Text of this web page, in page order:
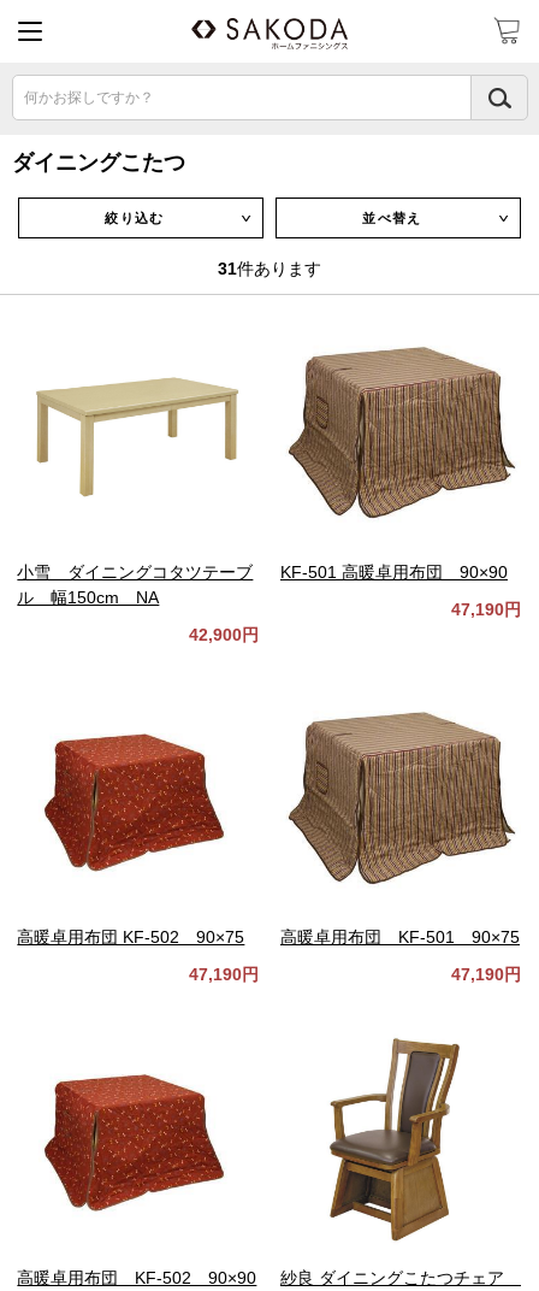
何かお探しですか？
ダイニングこたつ
絞り込む ∨ 並べ替え ∨
31件あります
小雪 ダイニングコタツテーブ
ル 幅150cm NA
42,900円
KF-501 高暖卓用布団 90×90
47,190円
高暖卓用布団 KF-502 90×75
47,190円
高暖卓用布団 KF-501 90×75
47,190円
高暖卓用布団 KF-502 90×90
紗良 ダイニングこたつチェア